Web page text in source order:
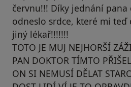
červnu!!! Díky jednání
odneslo srdce, které mi
jiný lékař!!!!!!!
TOTO JE MUJ NEJHORŠÍ
PAN DOKTOR TÍMTO
ON SI NEMUSÍ DĚLAT